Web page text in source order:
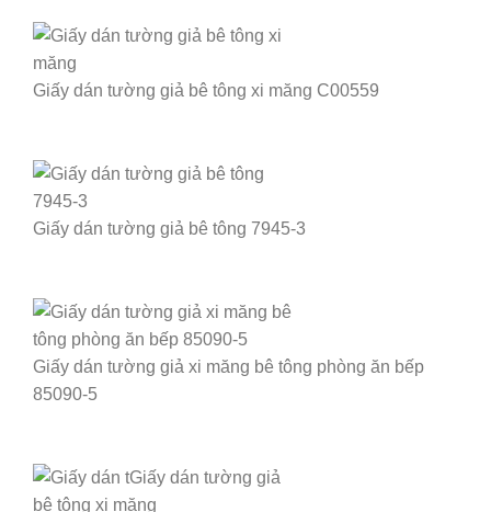
Giấy dán tường giả bê tông xi măng C00559
Giấy dán tường giả bê tông 7945-3
Giấy dán tường giả xi măng bê tông phòng ăn bếp
85090-5